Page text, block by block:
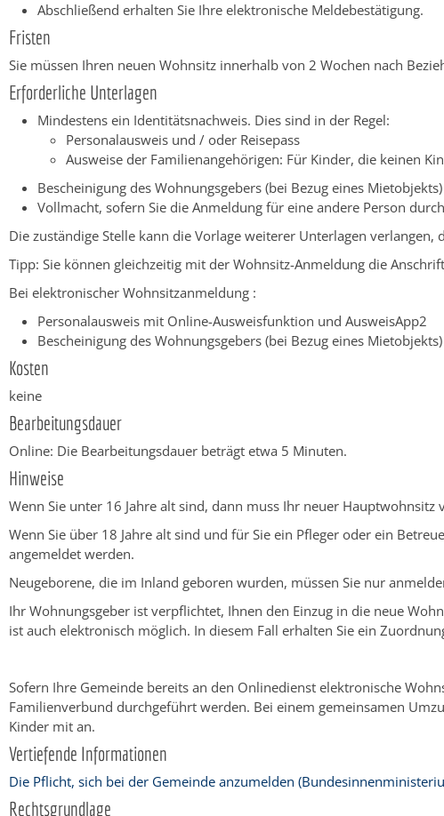
Abschließend erhalten Sie Ihre elektronische Meldebestätigung.
Fristen
Sie müssen Ihren neuen Wohnsitz innerhalb von 2 Wochen nach
Erforderliche Unterlagen
Mindestens ein Identitätsnachweis. Dies sind in der Regel:
Personalausweis und / oder Reisepass
Ausweise der Familienangehörigen: Für Kinder, die keinen
Bescheinigung des Wohnungsgebers (bei Bezug eines Mietobjekts)
Vollmacht, sofern Sie die Anmeldung für eine andere Person
Die zuständige Stelle kann die Vorlage weiterer Unterlagen
Tipp: Sie können gleichzeitig mit der Wohnsitz-Anmeldung die
Bei elektronischer Wohnsitzanmeldung :
Personalausweis mit Online-Ausweisfunktion und AusweisApp2
Bescheinigung des Wohnungsgebers (bei Bezug eines Mietobjekts)
Kosten
keine
Bearbeitungsdauer
Online: Die Bearbeitungsdauer beträgt etwa 5 Minuten.
Hinweise
Wenn Sie unter 16 Jahre alt sind, dann muss Ihr neuer
Wenn Sie über 18 Jahre alt sind und für Sie ein Pfleger oder ein
angemeldet werden.
Neugeborene, die im Inland geboren wurden, müssen Sie nur
Ihr Wohnungsgeber ist verpflichtet, Ihnen den Einzug in die neue
ist auch elektronisch möglich. In diesem Fall erhalten Sie ein
Sofern Ihre Gemeinde bereits an den Onlinedienst elektronische
Familienverbund durchgeführt werden. Bei einem gemeinsamen
Kinder mit an.
Vertiefende Informationen
Die Pflicht, sich bei der Gemeinde anzumelden
Rechtsgrundlage